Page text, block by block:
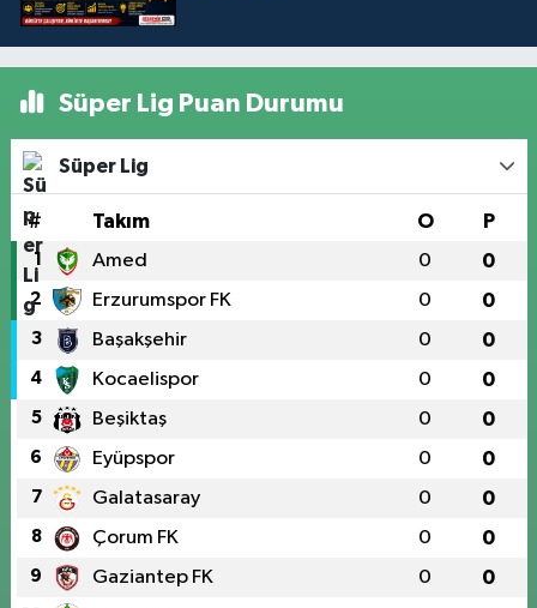
Süper Lig Puan Durumu
Süper Lig
# Takım O P
1 Amed 0 0
2 Erzurumspor FK 0 0
3 Başakşehir 0 0
4 Kocaelispor 0 0
5 Beşiktaş 0 0
6 Eyüpspor 0 0
7 Galatasaray 0 0
8 Çorum FK 0 0
9 Gaziantep FK 0 0